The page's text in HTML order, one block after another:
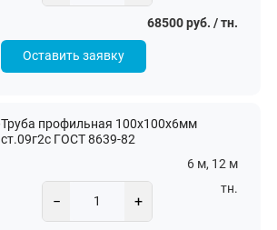
68500 руб. / тн.
Оставить заявку
Труба профильная 100х100х6мм
ст.09г2с ГОСТ 8639-82
6 м, 12 м
− +
тн.